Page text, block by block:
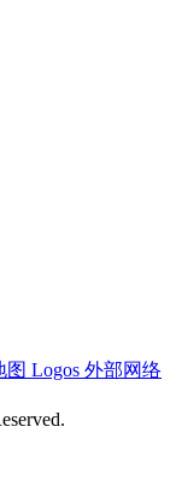
图 Logos 外部网络